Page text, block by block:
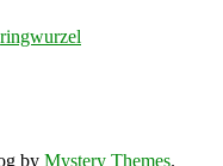
ringwurzel
by Mystery Themes.